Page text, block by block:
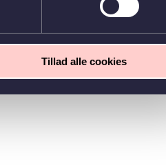
Tillad alle cookies